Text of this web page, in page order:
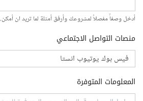
أدخل وصفاً مفصلاً لمشروعك وأرفق أمثلة لما تريد ان أمكن.
منصات التواصل الاجتماعي
المعلومات المتوفرة